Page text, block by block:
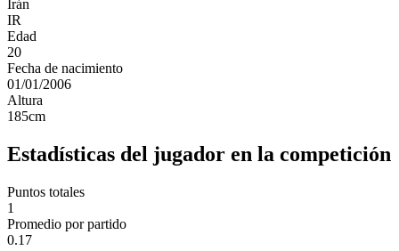
Irán
IR
Edad
20
Fecha de nacimiento
01/01/2006
Altura
185cm
Estadísticas del jugador en la competición
Puntos totales
1
Promedio por partido
0.17